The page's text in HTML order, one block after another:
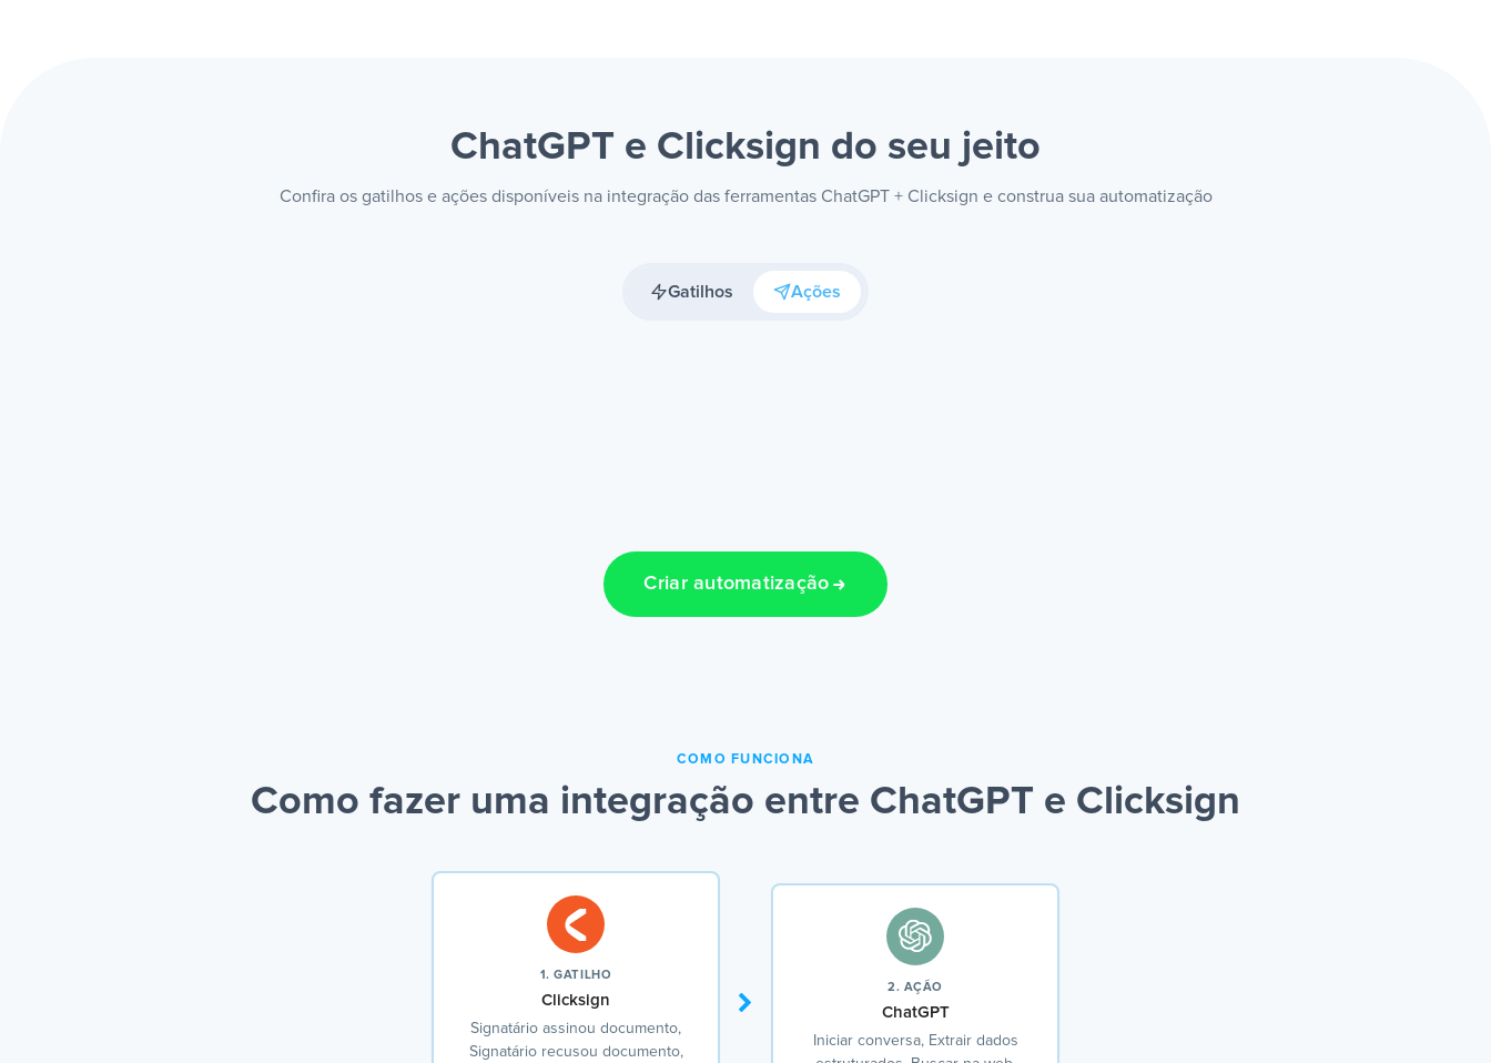
ChatGPT e Clicksign do seu jeito
Confira os gatilhos e ações disponíveis na integração das ferramentas ChatGPT + Clicksign e construa sua automatização
Gatilhos Ações
Criar automatização
COMO FUNCIONA
Como fazer uma integração entre ChatGPT e Clicksign
1. GATILHO
Clicksign
Signatário assinou documento,
Signatário recusou documento,
2. AÇÃO
ChatGPT
Iniciar conversa, Extrair dados